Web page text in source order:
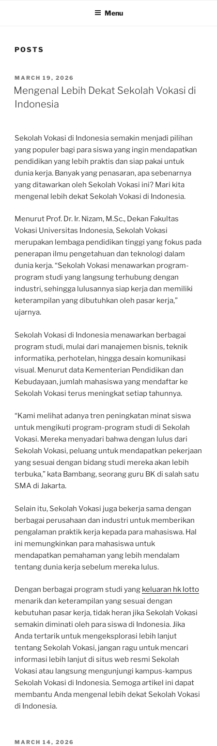
Menu
POSTS
POSTED
ON
MARCH 19, 2026
Mengenal Lebih Dekat Sekolah Vokasi di
Indonesia
Sekolah Vokasi di Indonesia semakin menjadi pilihan
yang populer bagi para siswa yang ingin mendapatkan
pendidikan yang lebih praktis dan siap pakai untuk
dunia kerja. Banyak yang penasaran, apa sebenarnya
yang ditawarkan oleh Sekolah Vokasi ini? Mari kita
mengenal lebih dekat Sekolah Vokasi di Indonesia.
Menurut Prof. Dr. Ir. Nizam, M.Sc., Dekan Fakultas
Vokasi Universitas Indonesia, Sekolah Vokasi
merupakan lembaga pendidikan tinggi yang fokus pada
penerapan ilmu pengetahuan dan teknologi dalam
dunia kerja. “Sekolah Vokasi menawarkan program-
program studi yang langsung terhubung dengan
industri, sehingga lulusannya siap kerja dan memiliki
keterampilan yang dibutuhkan oleh pasar kerja,”
ujarnya.
Sekolah Vokasi di Indonesia menawarkan berbagai
program studi, mulai dari manajemen bisnis, teknik
informatika, perhotelan, hingga desain komunikasi
visual. Menurut data Kementerian Pendidikan dan
Kebudayaan, jumlah mahasiswa yang mendaftar ke
Sekolah Vokasi terus meningkat setiap tahunnya.
“Kami melihat adanya tren peningkatan minat siswa
untuk mengikuti program-program studi di Sekolah
Vokasi. Mereka menyadari bahwa dengan lulus dari
Sekolah Vokasi, peluang untuk mendapatkan pekerjaan
yang sesuai dengan bidang studi mereka akan lebih
terbuka,” kata Bambang, seorang guru BK di salah satu
SMA di Jakarta.
Selain itu, Sekolah Vokasi juga bekerja sama dengan
berbagai perusahaan dan industri untuk memberikan
pengalaman praktik kerja kepada para mahasiswa. Hal
ini memungkinkan para mahasiswa untuk
mendapatkan pemahaman yang lebih mendalam
tentang dunia kerja sebelum mereka lulus.
Dengan berbagai program studi yang keluaran hk lotto
menarik dan keterampilan yang sesuai dengan
kebutuhan pasar kerja, tidak heran jika Sekolah Vokasi
semakin diminati oleh para siswa di Indonesia. Jika
Anda tertarik untuk mengeksplorasi lebih lanjut
tentang Sekolah Vokasi, jangan ragu untuk mencari
informasi lebih lanjut di situs web resmi Sekolah
Vokasi atau langsung mengunjungi kampus-kampus
Sekolah Vokasi di Indonesia. Semoga artikel ini dapat
membantu Anda mengenal lebih dekat Sekolah Vokasi
di Indonesia.
POSTED
MARCH 14, 2026